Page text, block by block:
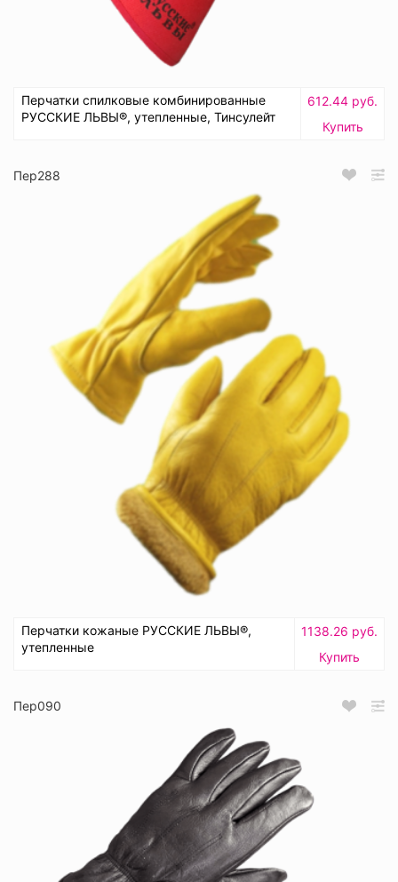
Перчатки спилковые комбинированные
РУССКИЕ ЛЬВЫ®, утепленные, Тинсулейт
612.44 руб.
Купить
Пер288
Перчатки кожаные РУССКИЕ ЛЬВЫ®,
утепленные
1138.26 руб.
Купить
Пер090